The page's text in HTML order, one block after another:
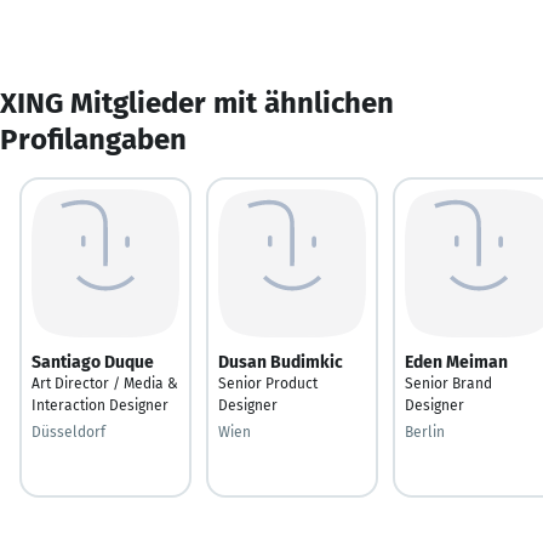
XING Mitglieder mit ähnlichen
Profilangaben
Santiago Duque
Art Director / Media &
Interaction Designer
Düsseldorf
Dusan Budimkic
Senior Product
Designer
Wien
Eden Meiman
Senior Brand
Designer
Berlin